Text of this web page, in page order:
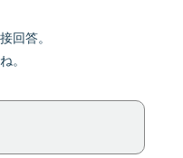
回答。
。